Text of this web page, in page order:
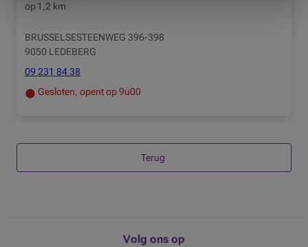
op1,2 km
BRUSSELSESTEENWEG 396-398
9050 LEDEBERG
09 231 84 38
Gesloten, opent op 9u00
Terug
Volg ons op